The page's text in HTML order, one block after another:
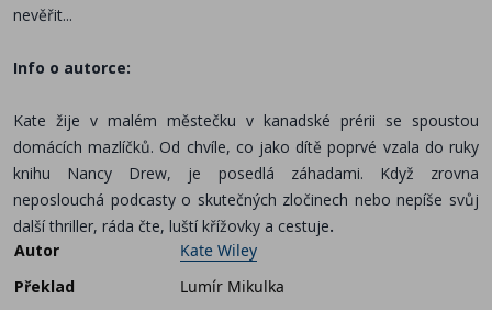
nevěřit...
Info o autorce:
Kate žije v malém městečku v kanadské prérii se spoustou
domácích mazlíčků. Od chvíle, co jako dítě poprvé vzala do ruky
knihu Nancy Drew, je posedlá záhadami. Když zrovna
neposlouchá podcasty o skutečných zločinech nebo nepíše svůj
další thriller, ráda čte, luští křížovky a cestuje.
Autor
Kate Wiley
Překlad
Lumír Mikulka